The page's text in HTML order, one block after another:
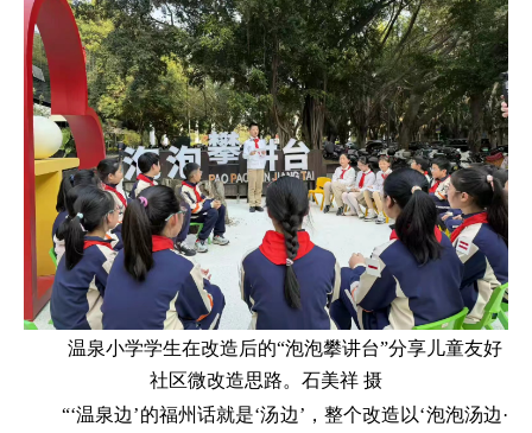
温泉小学学生在改造后的“泡泡攀讲台”分享儿童友好
社区微改造思路。石美祥 摄
“‘温泉边’的福州话就是‘汤边’，整个改造以‘泡泡汤边·